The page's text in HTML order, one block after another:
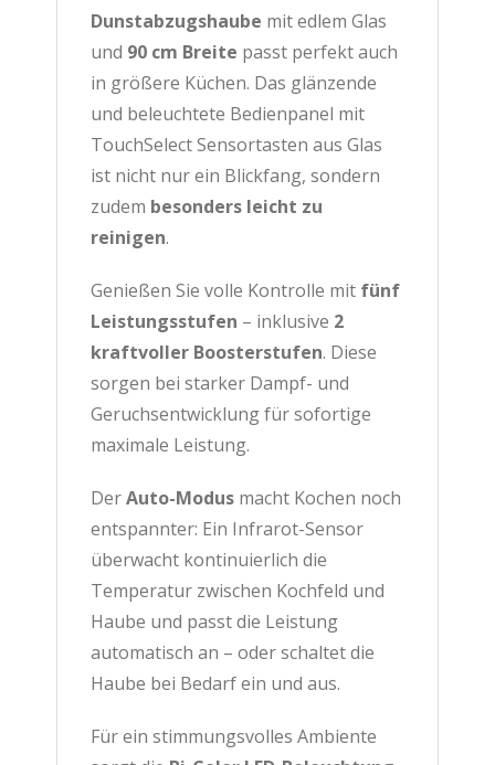
Dunstabzugshaube mit edlem Glas
und 90 cm Breite passt perfekt auch
in größere Küchen. Das glänzende
und beleuchtete Bedienpanel mit
TouchSelect Sensortasten aus Glas
ist nicht nur ein Blickfang, sondern
zudem besonders leicht zu
reinigen.
Genießen Sie volle Kontrolle mit fünf
Leistungsstufen – inklusive 2
kraftvoller Boosterstufen. Diese
sorgen bei starker Dampf- und
Geruchsentwicklung für sofortige
maximale Leistung.
DerAuto-Modus macht Kochen noch
entspannter: Ein Infrarot-Sensor
überwacht kontinuierlich die
Temperatur zwischen Kochfeld und
Haube und passt die Leistung
automatisch an – oder schaltet die
Haube bei Bedarf ein und aus.
Für ein stimmungsvolles Ambiente